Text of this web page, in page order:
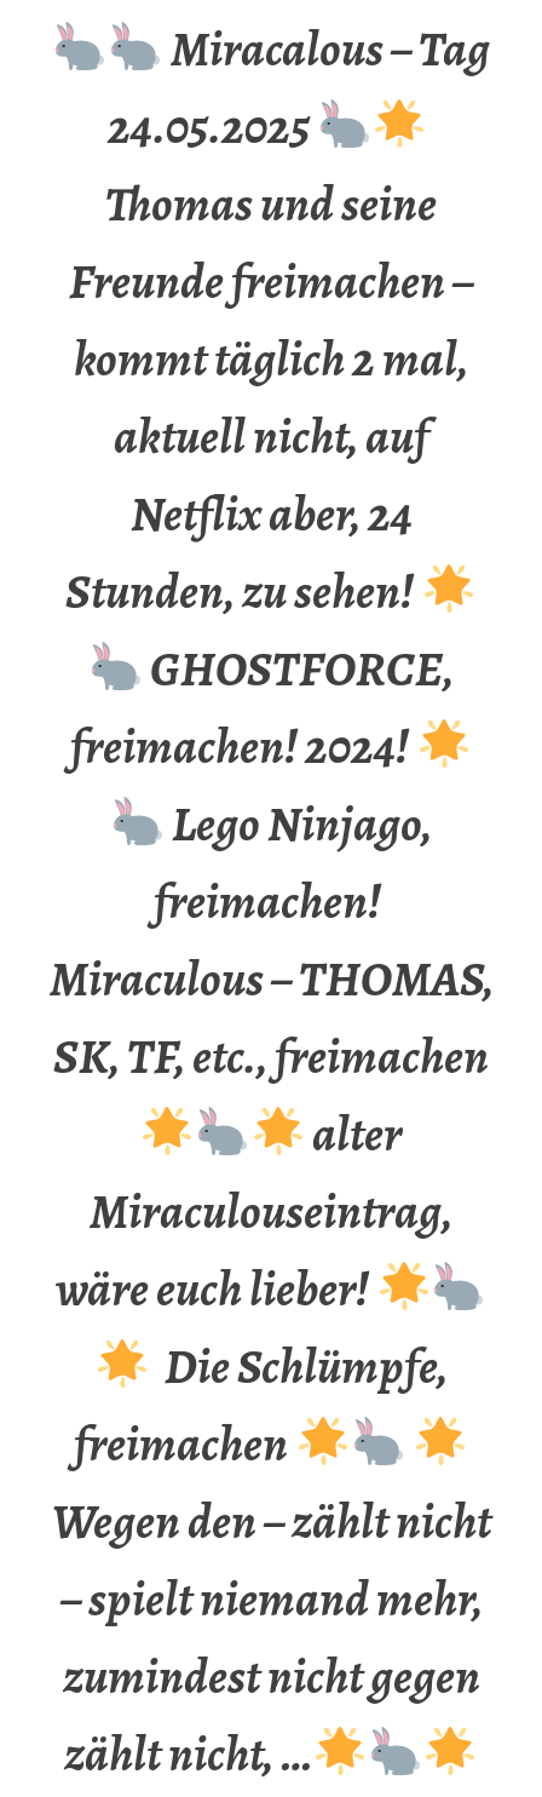
Miracalous – Tag
24.05.2025
Thomas und seine
Freunde freimachen –
kommt täglich 2 mal,
aktuell nicht, auf
Netflix aber, 24
Stunden, zu sehen!
GHOSTFORCE,
freimachen! 2024!
Lego Ninjago,
freimachen!
Miraculous – THOMAS,
SK, TF, etc., freimachen
alter
Miraculouseintrag,
wäre euch lieber!
Die Schlümpfe,
freimachen
Wegen den – zählt nicht
– spielt niemand mehr,
zumindest nicht gegen
zählt nicht, …